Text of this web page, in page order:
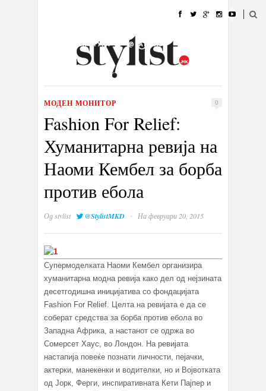
УБАВИНА
КУЛТУРА @РАБОТА
ИЗЛОГ
МОДЕН МОНИТОР 0
Fashion For Relief:
Хуманитарна ревија на
Наоми Кембел за борба
против ебола
Одstylist @StylistMKD · На февруари 20, 2015
Супермоделката Наоми Кембел организира
хуманитарна модна ревија како дел од нејзината
десетгодишна иницијатива со фондацијата
Fashion For Relief. Целта на ревијата е да се
соберат средства за борба против ебола во
Западна Африка, а настанот се одржа во
Сомерсет Хаус, во Лондон. На ревијата
настапија повеќе познати личности, пејачки,
актерки, манекенки и водителки, но и Војвотката
од Јорк, Ферги, инспиративната Кети Пајпер и